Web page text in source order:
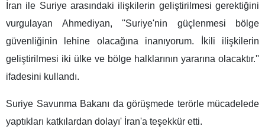
İran ile Suriye arasındaki ilişkilerin geliştirilmesi gerektiğini
vurgulayan Ahmediyan, ''Suriye'nin güçlenmesi bölge
güvenliğinin lehine olacağına inanıyorum. İkili ilişkilerin
geliştirilmesi iki ülke ve bölge halklarının yararına olacaktır.''
ifadesini kullandı.
Suriye Savunma Bakanı da görüşmede terörle mücadelede
yaptıkları katkılardan dolayı' İran'a teşekkür etti.